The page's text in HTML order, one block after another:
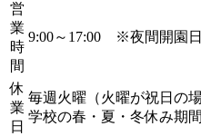
営
業
時
間
9:00～17:00 ※夜間開園
休
業
日
毎週火曜（火曜が祝日の
学校の春・夏・冬休み期